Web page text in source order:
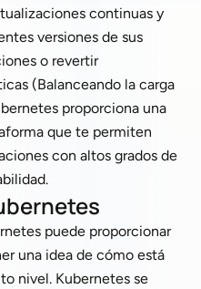
continuas y
versiones de sus
o revertir
(Balanceando la carga
proporciona una
que te permiten
con altos grados de
puede proporcionar
una idea de cómo está
nivel. Kubernetes se